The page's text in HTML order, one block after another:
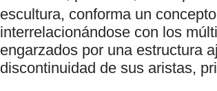
escultura, conforma un
interrelacionándose con los
engarzados por una estructura
discontinuidad de sus aristas,